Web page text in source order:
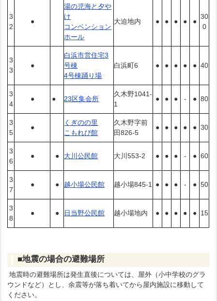
3
2
●
湯の児海と夕や
け
コンベンション
ホール
大迫地内 ● ● ● ● ●
30
0
3
3
●
白浜市営住宅3
号棟
4号棟踊り場
白浜町6 ● ● ● ● ● 40
3
4
● ● 23区集会所
久木野1041-
1
● ● ● - ● 80
3
5
●
くぎのの里
こもれび館
久木野字前
田826-5
● ● ● ● ● 30
3
6
● ● 大川公民館 大川553-2 ● ● ● - ● 60
3
7
● ● 越小場公民館 越小場845-1 ● ● ● - ● 50
3
8
● ● 日当野公民館 越小場地内 ● ● ● ● ● 15
■地震の場合の避難場所
地震時の避難場所は発生直後については、屋外（小中学校のグラ
ウンドなど）とし、余震等が落ち着いてから屋内施設に移動して
ください。